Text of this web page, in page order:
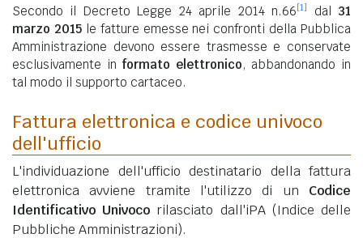
Secondo il Decreto Legge 24 aprile 2014 n.66[1] dal 31
marzo 2015le fatture emesse nei confronti della Pubblica
Amministrazione devono essere trasmesse e conservate
esclusivamente in formato elettronico, abbandonando in
tal modo il supporto cartaceo.
Fattura elettronica e codice univoco
dell'ufficio
L'individuazione dell'ufficio destinatario della fattura
elettronica avviene tramite l'utilizzo di un Codice
Identificativo Univoco rilasciato dall'iPA (Indice delle
Pubbliche Amministrazioni).